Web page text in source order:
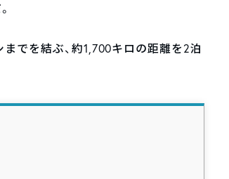
でを結ぶ、約1,700キロの距離を2泊